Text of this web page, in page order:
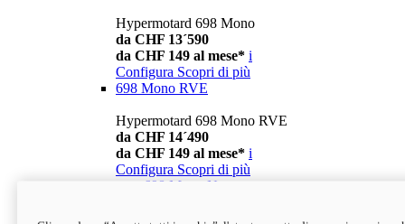
Hypermotard 698 Mono
da CHF 13´590
da CHF 149 al mese* i
Configura Scopri di più
698 Mono RVE
Hypermotard 698 Mono RVE
da CHF 14´490
da CHF 149 al mese* i
Configura Scopri di più
698 Mono Nera
Hypermotard 698 Mono Nera